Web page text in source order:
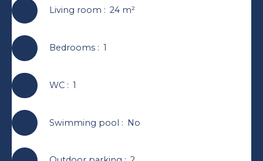
Living room : 24 m²
Bedrooms: 1
WC: 1
Swimming pool : No